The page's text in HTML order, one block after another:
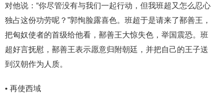
对他说：“你尽管没有与我们一起行动，但我班超又怎么忍心
独占这份功劳呢？”郭恂脸露喜色。班超于是请来了鄯善王，
把匈奴使者的首级给他看，鄯善王大惊失色，举国震恐。班
超好言抚慰，鄯善王表示愿意归附朝廷，并把自己的王子送
到汉朝作为人质。
• 再使西域